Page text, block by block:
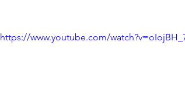
https://www.youtube.com/